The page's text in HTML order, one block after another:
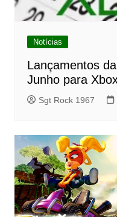
Notícias
Lançamentos
Junho para
Sgt Rock 1967